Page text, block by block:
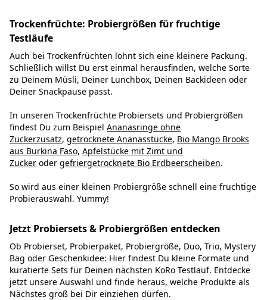
Trockenfrüchte: Probiergrößen für fruchtige
Testläufe
Auch bei Trockenfrüchten lohnt sich eine kleinere Packung.
Schließlich willst Du erst einmal herausfinden, welche Sorte
zu Deinem Müsli, Deiner Lunchbox, Deinen Backideen oder
Deiner Snackpause passt.
In unseren Trockenfrüchte Probiersets und Probiergrößen
findest Du zum Beispiel Ananasringe ohne
Zuckerzusatz, getrocknete Ananasstücke, Bio Mango Brooks
aus Burkina Faso, Apfelstücke mit Zimt und
Zucker oder gefriergetrocknete Bio Erdbeerscheiben.
So wird aus einer kleinen Probiergröße schnell eine fruchtige
Probierauswahl. Yummy!
Jetzt Probiersets & Probiergrößen entdecken
Ob Probierset, Probierpaket, Probiergröße, Duo, Trio, Mystery
Bag oder Geschenkidee: Hier findest Du kleine Formate und
kuratierte Sets für Deinen nächsten KoRo Testlauf. Entdecke
jetzt unsere Auswahl und finde heraus, welche Produkte als
Nächstes groß bei Dir einziehen dürfen.